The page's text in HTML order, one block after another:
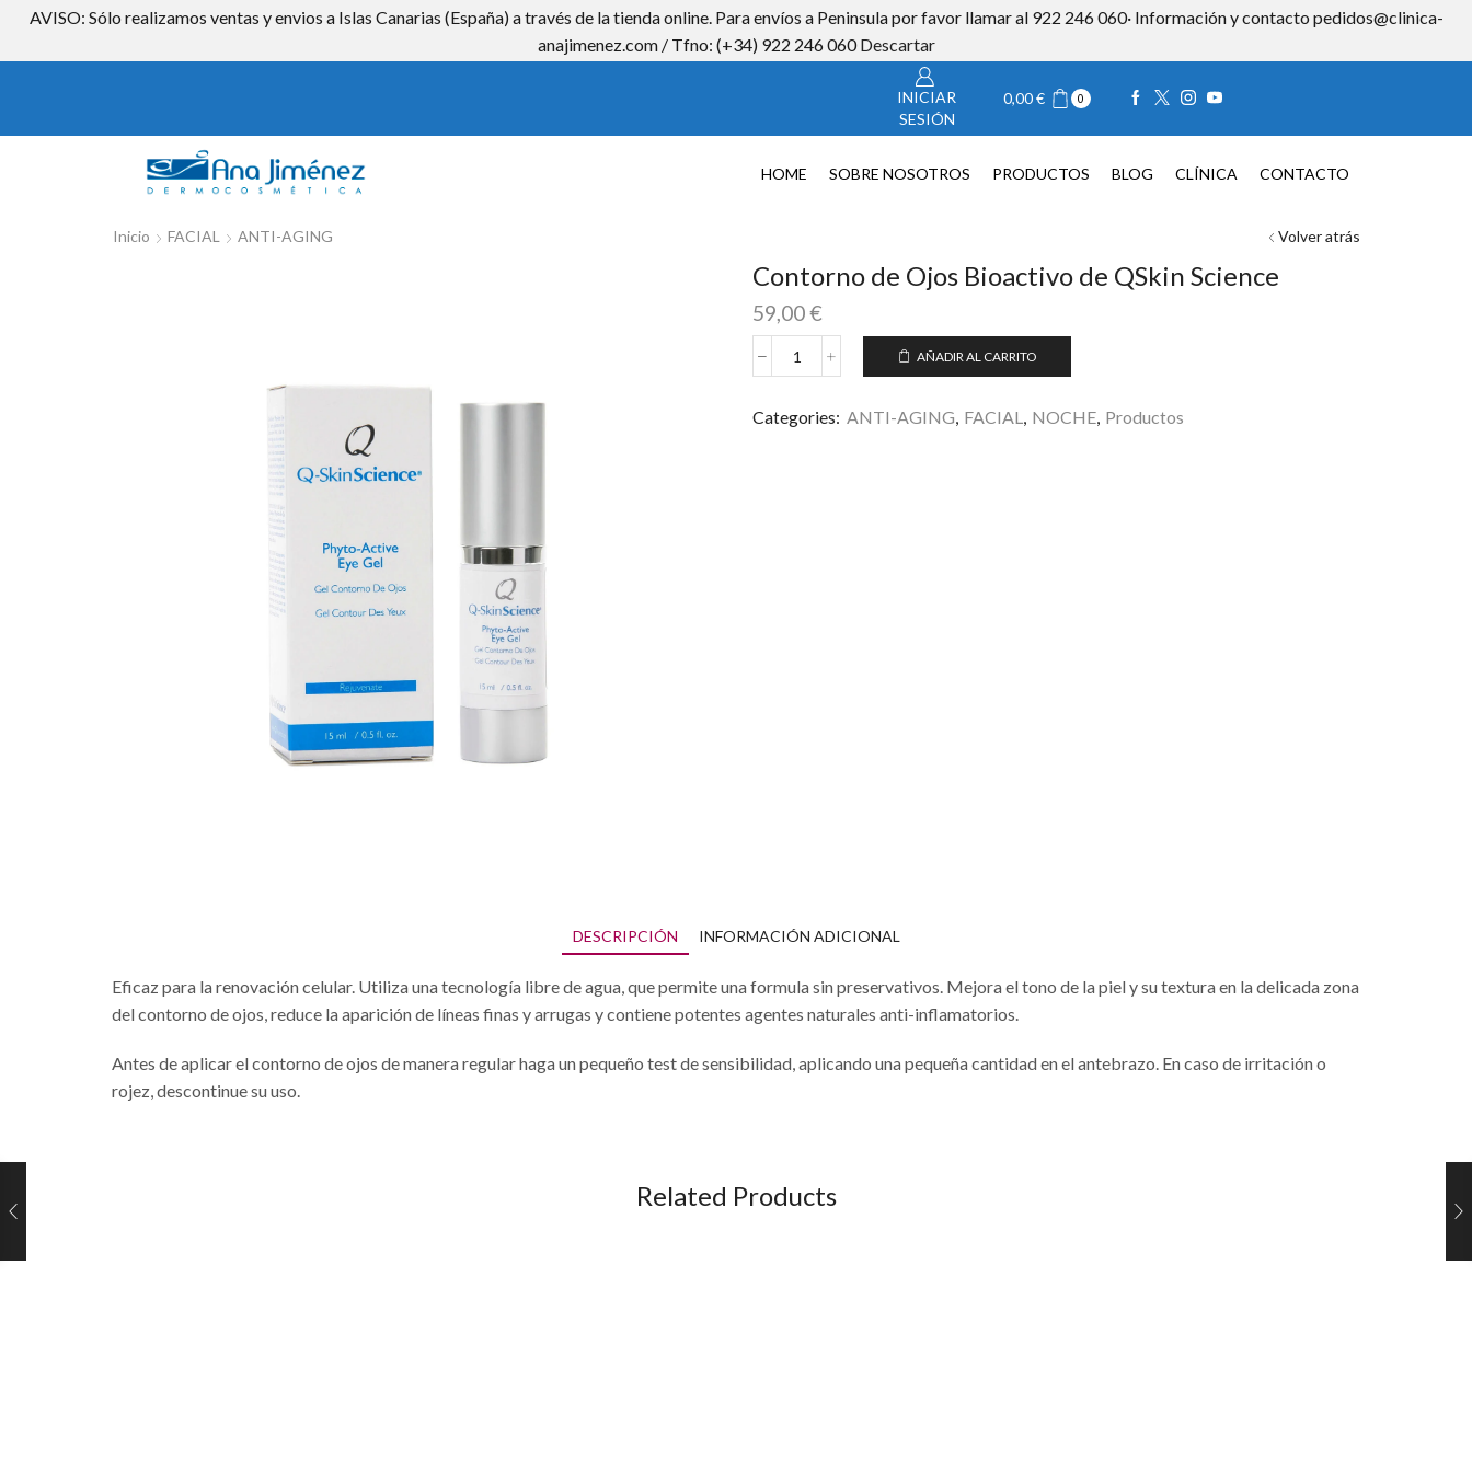
AVISO: Sólo realizamos ventas y envios a Islas Canarias (España) a través de la tienda online. Para envíos a Peninsula por favor llamar al 922 246 060· Información y contacto pedidos@clinica-
anajimenez.com / Tfno: (+34) 922 246 060Descartar
Iniciar sesión 0,00€ 0
INICIAR
SESIÓN
0,00€ 0
HOME SOBRE NOSOTROS PRODUCTOS BLOG CLÍNICA CONTACTO
Inicio FACIAL ANTI-AGING Volver atrás
Contorno de Ojos Bioactivo de QSkin Science
59,00€
Contorno
Ojos
Bioactivo
AÑADIR AL CARRITO
Categories: ANTI-AGING, FACIAL, NOCHE, Productos
DESCRIPCIÓN INFORMACIÓN ADICIONAL
Eficaz para la renovación celular. Utiliza una tecnología libre de agua, que permite una formula sin preservativos. Mejora el tono de la piel y su textura en la delicada zona
del contorno de ojos, reduce la aparición de líneas finas y arrugas y contiene potentes agentes naturales anti-inflamatorios.
Antes de aplicar el contorno de ojos de manera regular haga un pequeño test de sensibilidad, aplicando una pequeña cantidad en el antebrazo. En caso de irritación o
rojez, descontinue su uso.
Related Products